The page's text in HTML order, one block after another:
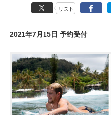
リスト
2021年7月15日 予約受付